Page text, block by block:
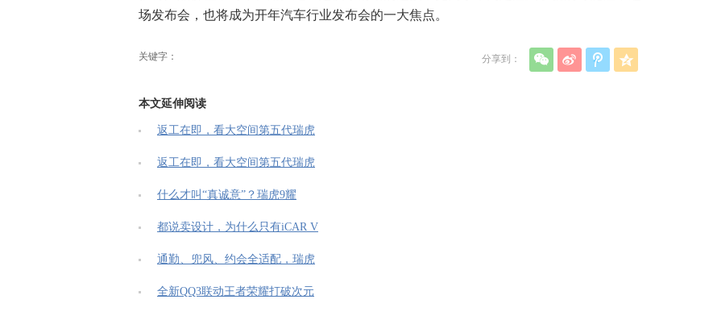
场发布会，也将成为开年汽车行业发布会的一大焦点。
分享到：
关键字：
本文延伸阅读
返工在即，看大空间第五代瑞虎
返工在即，看大空间第五代瑞虎
什么才叫“真诚意”？瑞虎9耀
都说卖设计，为什么只有iCAR V
通勤、兜风、约会全适配，瑞虎
全新QQ3联动王者荣耀打破次元